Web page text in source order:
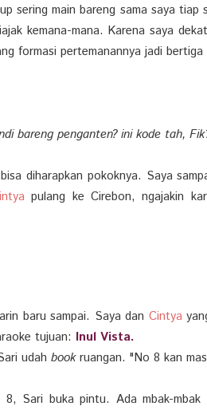
sering main bareng sama saya tiap
kemana-mana. Karena saya
formasi pertemanannya jadi bertiga
bareng penganten? ini kode tah,
diharapkan pokoknya. Saya
pulang ke Cirebon, ngajakin
baru sampai. Saya dan Cintya
tujuan: Inul Vista.
udah bookruangan. "No 8 kan
Sari buka pintu. Ada mbak-mbak